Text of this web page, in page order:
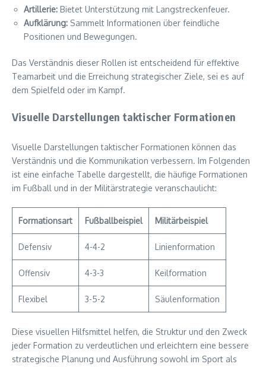
Artillerie: Bietet Unterstützung mit Langstreckenfeuer.
Aufklärung: Sammelt Informationen über feindliche
Positionen und Bewegungen.
Das Verständnis dieser Rollen ist entscheidend für effektive
Teamarbeit und die Erreichung strategischer Ziele, sei es auf
dem Spielfeld oder im Kampf.
Visuelle Darstellungen taktischer Formationen
Visuelle Darstellungen taktischer Formationen können das
Verständnis und die Kommunikation verbessern. Im Folgenden
ist eine einfache Tabelle dargestellt, die häufige Formationen
im Fußball und in der Militärstrategie veranschaulicht:
Formationsart Fußballbeispiel Militärbeispiel
Defensiv 4-4-2 Linienformation
Offensiv 4-3-3 Keilformation
Flexibel 3-5-2 Säulenformation
Diese visuellen Hilfsmittel helfen, die Struktur und den Zweck
jeder Formation zu verdeutlichen und erleichtern eine bessere
strategische Planung und Ausführung sowohl im Sport als